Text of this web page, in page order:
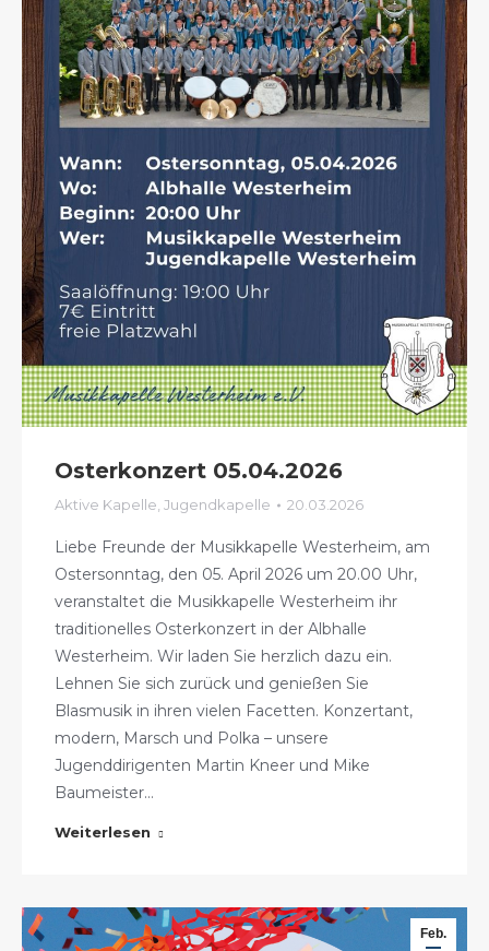
Osterkonzert 05.04.2026
Aktive Kapelle, Jugendkapelle 20.03.2026
Liebe Freunde der Musikkapelle Westerheim, am
Ostersonntag, den 05. April 2026 um 20.00 Uhr,
veranstaltet die Musikkapelle Westerheim ihr
traditionelles Osterkonzert in der Albhalle
Westerheim. Wir laden Sie herzlich dazu ein.
Lehnen Sie sich zurück und genießen Sie
Blasmusik in ihren vielen Facetten. Konzertant,
modern, Marsch und Polka – unsere
Jugenddirigenten Martin Kneer und Mike
Baumeister…
Weiterlesen
Feb.